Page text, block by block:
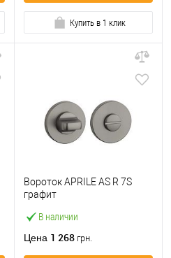
Купить в 1 клик
В наличии
Вороток APRILE AS R 7S
графит
Цена 1 268 грн.